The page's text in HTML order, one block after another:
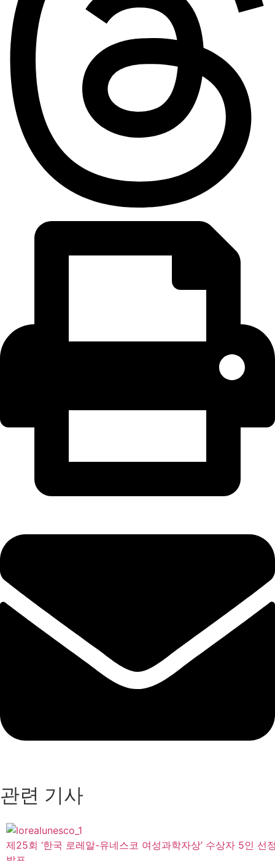
관련 기사
제25회 ‘한국 로레알-유네스코 여성과학자상’ 수상자 5인 선